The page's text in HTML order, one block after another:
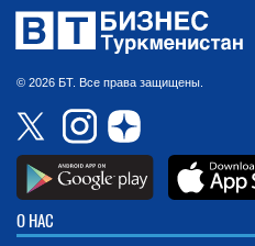
© 2026 БТ. Все права защищены.
О НАС